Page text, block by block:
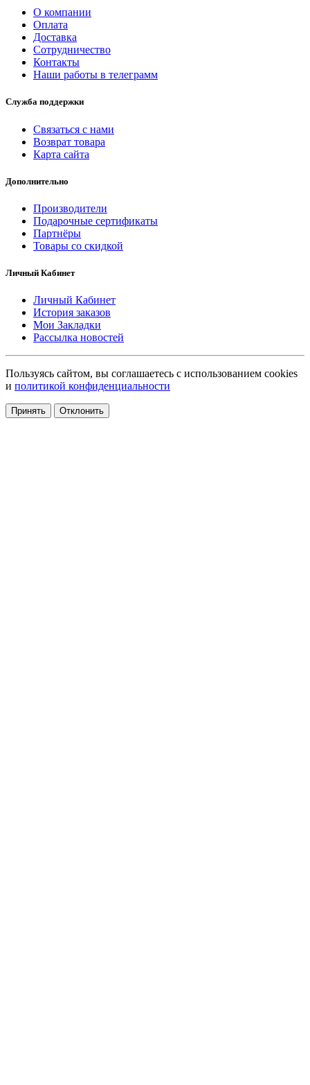
О компании
Оплата
Доставка
Сотрудничество
Контакты
Наши работы в телеграмм
Служба поддержки
Связаться с нами
Возврат товара
Карта сайта
Дополнительно
Производители
Подарочные сертификаты
Партнёры
Товары со скидкой
Личный Кабинет
Личный Кабинет
История заказов
Мои Закладки
Рассылка новостей
Пользуясь сайтом, вы соглашаетесь с использованием cookies
и политикой конфиденциальности
Принять Отклонить